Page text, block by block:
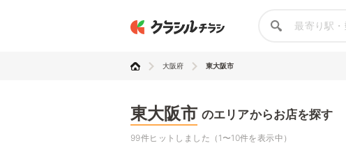
大阪府 東大阪市
東大阪市 のエリアからお店を探す
99件ヒットしました（1〜10件を表示中）